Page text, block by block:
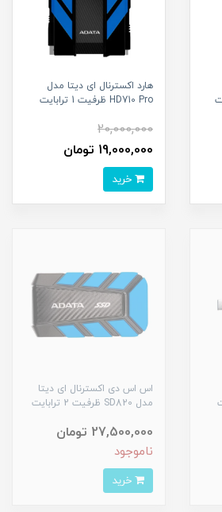
هارد اکسترنال ای دیتا مدل
HD710 Pro ظرفیت 1 ترابایت
20,000,000
19,000,000 تومان
اس اس دی اکسترنال ای دیتا
مدل SD820 ظرفیت 2 ترابایت
27,500,000 تومان
ناموجود